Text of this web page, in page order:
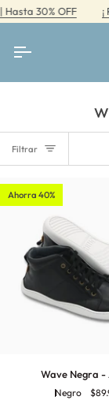
Ir
directamente
contenido
30% OFF ¡
Filtrar
Ahorra 40%
Wave Negra -
Negro